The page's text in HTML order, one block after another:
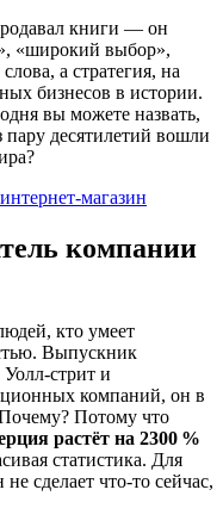
книги — он
«широкий выбор»,
а стратегия, на
бизнесов в истории.
вы можете назвать,
пару десятилетий вошли
магазин
компании
кто умеет
Выпускник
стрит и
компаний, он в
Потому что
растёт на 2300 %
статистика. Для
сделает что-то сейчас,